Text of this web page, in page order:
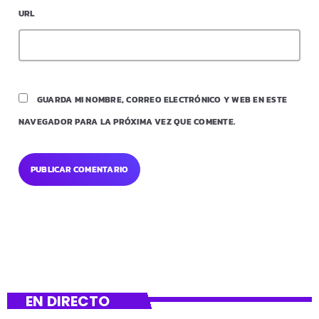
URL
GUARDA MI NOMBRE, CORREO ELECTRÓNICO Y WEB EN ESTE
NAVEGADOR PARA LA PRÓXIMA VEZ QUE COMENTE.
EN DIRECTO